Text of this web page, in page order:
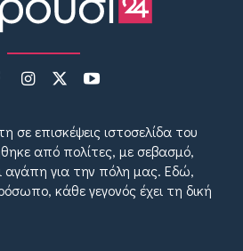
επισκέψεις ιστοσελίδα του
από πολίτες, με σεβασμό,
αγάπη για την πόλη μας. Εδώ,
κάθε γεγονός έχει τη δική